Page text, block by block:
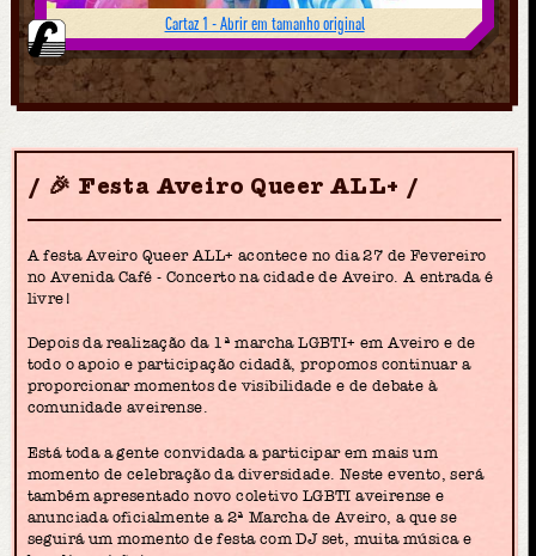
Cartaz 1 - Abrir em tamanho original
🎉 Festa Aveiro Queer ALL+
A festa Aveiro Queer ALL+ acontece no dia 27 de Fevereiro
no Avenida Café - Concerto na cidade de Aveiro. A entrada é
livre!
Depois da realização da 1ª marcha LGBTI+ em Aveiro e de
todo o apoio e participação cidadã, propomos continuar a
proporcionar momentos de visibilidade e de debate à
comunidade aveirense.
Está toda a gente convidada a participar em mais um
momento de celebração da diversidade. Neste evento, será
também apresentado novo coletivo LGBTI aveirense e
anunciada oficialmente a 2ª Marcha de Aveiro, a que se
seguirá um momento de festa com DJ set, muita música e